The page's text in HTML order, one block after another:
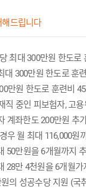
드립니다
최대 300만원 한도로
300만원 한도로 훈
만원 한도로 훈련비
직 중인 피보험자, 고
계좌한도 200만원 추
우 월 최대 116,000원
50만원을 6개월까지
28만 4천원을 6개월가
의 성공수당 지원 (